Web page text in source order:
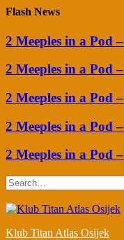
Flash News
2 Meeples in a Pod
2 Meeples in a Pod
2 Meeples in a Pod
2 Meeples in a Pod
2 Meeples in a Pod
Search
Klub Titan Atlas Osijek